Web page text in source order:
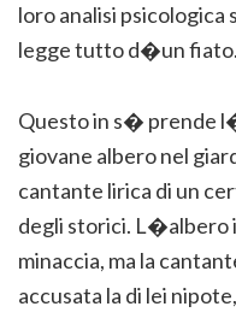
loro analisi psicologica
legge tutto d�un fiato.
Questo in s� prende
giovane albero nel
cantante lirica di un
degli storici. L�albero
minaccia, ma la
accusata la di lei